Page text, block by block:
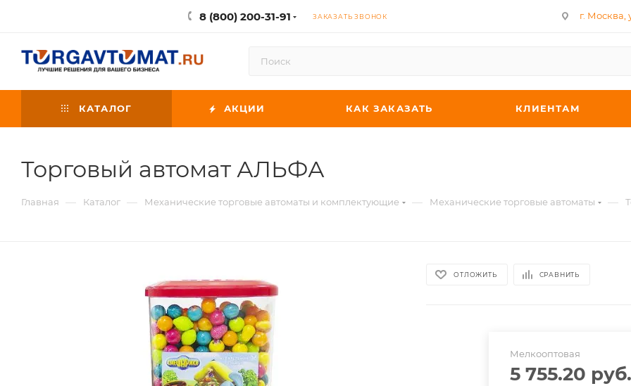
8 (800) 200-31-91 ЗАКАЗАТЬ ЗВОНОК г. Москва,
КАТАЛОГ АКЦИИ КАК ЗАКАЗАТЬ КЛИЕНТАМ
Торговый автомат АЛЬФА
Главная — Каталог — Механические торговые автоматы и комплектующие — Механические торговые автоматы —
ОТЛОЖИТЬ СРАВНИТЬ
Мелкооптовая
5 755.20 руб.